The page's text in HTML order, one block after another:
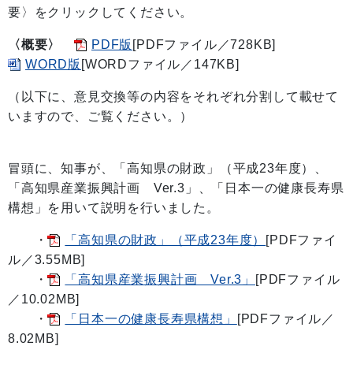
要〉をクリックしてください。
〈概要〉 PDF版 [PDFファイル／728KB]
WORD版 [WORDファイル／147KB]
（以下に、意見交換等の内容をそれぞれ分割して載せて
いますので、ご覧ください。）
冒頭に、知事が、「高知県の財政」（平成23年度）、
「高知県産業振興計画 Ver.3」、「日本一の健康長寿県
構想」を用いて説明を行いました。
・ 「高知県の財政」（平成23年度）
[PDFファイ
ル／3.55MB]
・
「高知県産業振興計画 Ver.3」
[PDFファイル
／10.02MB]
・
「日本一の健康長寿県構想」
[PDFファイル／
8.02MB]